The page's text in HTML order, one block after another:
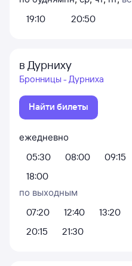
19:10
20:50
в Дурниху
Бронницы - Дурниха
Найти билеты
ежедневно
05:30
08:00 09:15
18:00
по выходным
07:20
12:40 13:20
20:15
21:30